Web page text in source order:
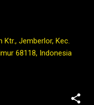
Senadyan setan
rubeda walaupun
membuat
jaman hingga
Maper hardening
Ktr., Jemberlor, Kec.
68118, Indonesia